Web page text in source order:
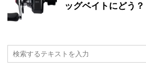
ッグベイトにどう？